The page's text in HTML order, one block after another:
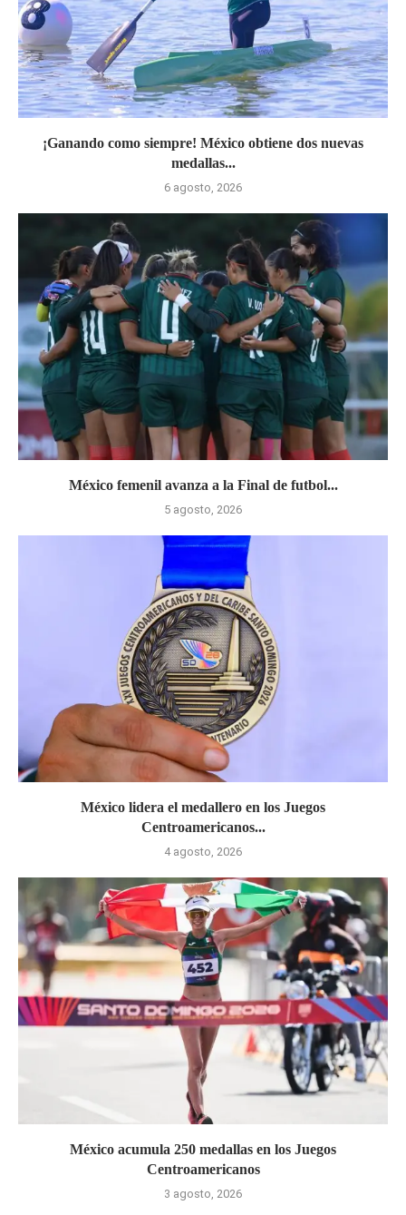
¡Ganando como siempre! México obtiene dos nuevas
medallas...
6 agosto, 2026
México femenil avanza a la Final de futbol...
5 agosto, 2026
México lidera el medallero en los Juegos
Centroamericanos...
4 agosto, 2026
México acumula 250 medallas en los Juegos
Centroamericanos
3 agosto, 2026